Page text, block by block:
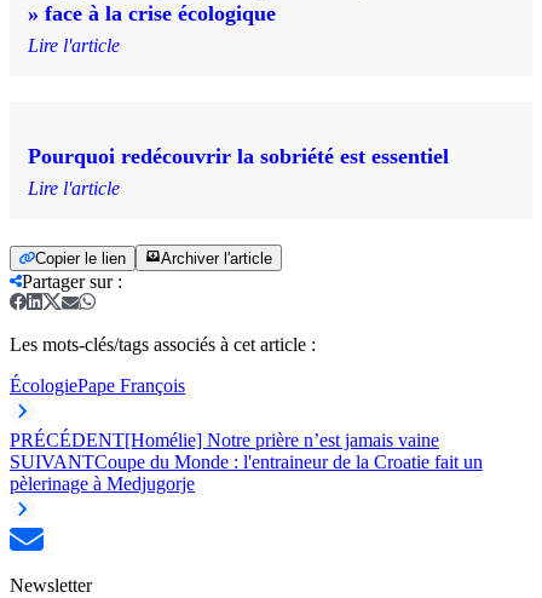
» face à la crise écologique
Lire l'article
Pourquoi redécouvrir la sobriété est essentiel
Lire l'article
Copier le lien Archiver l'article
Partager sur:
Les mots-clés/tags associés à cet article :
ÉcologiePape François
PRÉCÉDENT[Homélie] Notre prière n’est jamais vaine
SUIVANTCoupe du Monde : l'entraineur de la Croatie fait un
pèlerinage à Medjugorje
Newsletter